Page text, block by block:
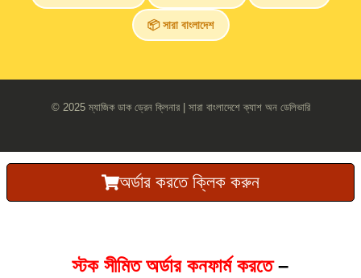
📦 সারা বাংলাদেশ
© 2025 ম্যাজিক ডাক ড্রেন ক্লিনার | সারা বাংলাদেশে ক্যাশ অন ডেলিভারি
অর্ডার করতে ক্লিক করুন
স্টক সীমিত অর্ডার কনফার্ম করতে–